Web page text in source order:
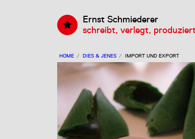
Ernst Schmiederer
schreibt, verlegt,
HOME ⁄ DIES & JENES ⁄ IMPORT UND EXPORT